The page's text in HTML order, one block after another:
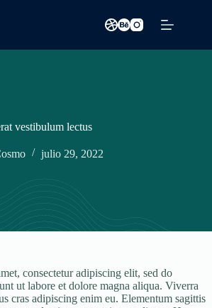
vestibulum lectus
julio 29, 2022
consectetur adipiscing elit, sed do
ut labore et dolore magna aliqua. Viverra
cras adipiscing enim eu. Elementum sagittis